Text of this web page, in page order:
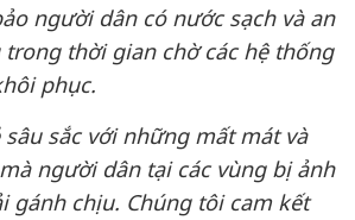
người dân có nước sạch và an
thời gian chờ các hệ thống
phục.
sâu sắc với những mất mát và
người dân tại các vùng bị ảnh
gánh chịu. Chúng tôi cam kết